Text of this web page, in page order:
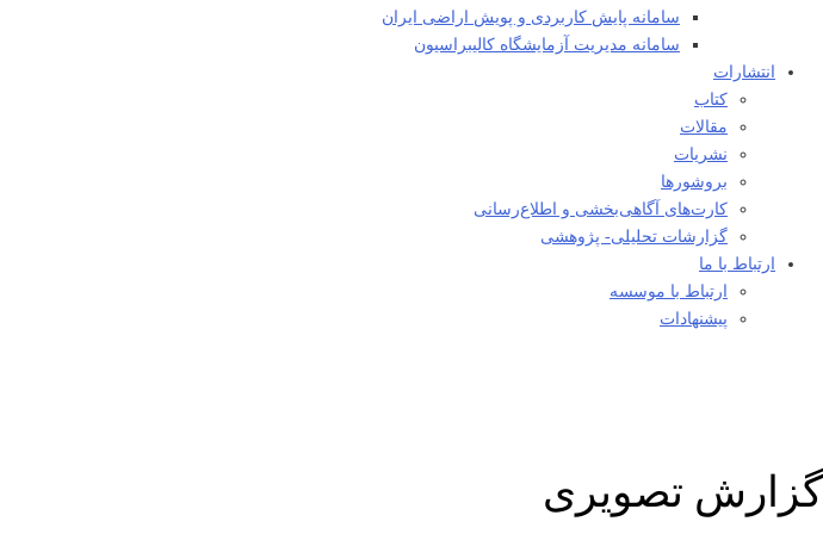
سامانه پایش کاربردی و پویش اراضی ایران
سامانه مدیریت آزمایشگاه کالیبراسیون
انتشارات
کتاب
مقالات
نشریات
بروشورها
کارت‌های آگاهی‌بخشی و اطلاع‌رسانی
گزارشات تحلیلی- پژوهشی
ارتباط با ما
ارتباط با موسسه
پیشنهادات
گزارش تصویری